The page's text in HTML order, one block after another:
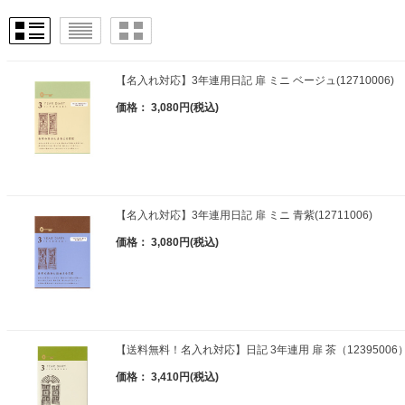
【名入れ対応】3年連用日記 扉 ミニ ベージュ(12710006)
価格： 3,080円(税込)
【名入れ対応】3年連用日記 扉 ミニ 青紫(12711006)
価格： 3,080円(税込)
【送料無料！名入れ対応】日記 3年連用 扉 茶（12395006）
価格： 3,410円(税込)